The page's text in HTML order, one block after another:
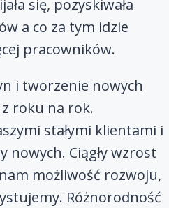
się, pozyskiwała
a co za tym idzie
pracowników.
i tworzenie nowych
roku na rok.
stałymi klientami i
nowych. Ciągły wzrost
możliwość rozwoju,
Różnorodność